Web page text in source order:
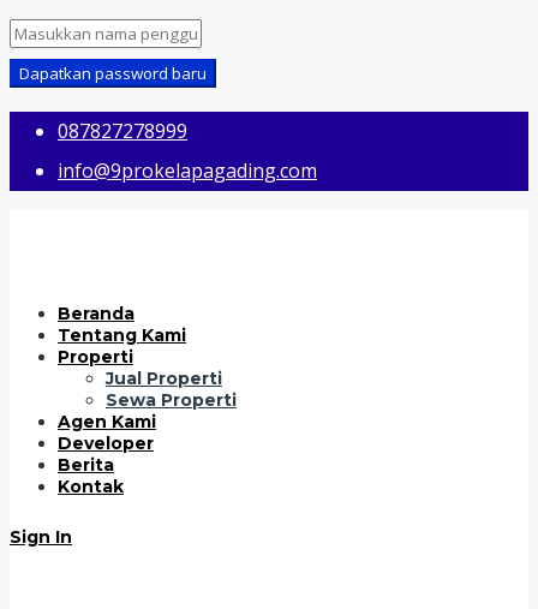
Dapatkan password baru
087827278999
info@9prokelapagading.com
Beranda
Tentang Kami
Properti
Jual Properti
Sewa Properti
Agen Kami
Developer
Berita
Kontak
Sign In